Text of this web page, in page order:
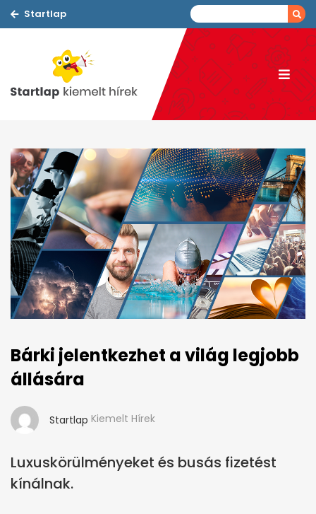
Startlap
Bárki jelentkezhet a világ legjobb
állására
Startlap Kiemelt Hírek
Luxuskörülményeket és busás fizetést
kínálnak.